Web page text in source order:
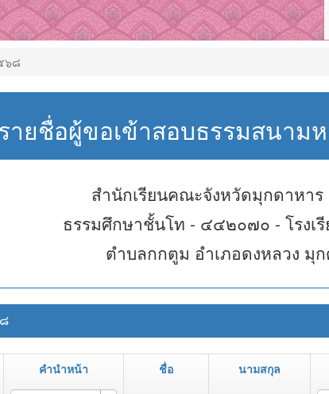
๖๘
ายชื่อผู้ขอเข้าสอบธรรมสนาม
สำนักเรียนคณะจังหวัดมุกดาหา
ธรรมศึกษาชั้นโท - ๔๔๒๐๗๐ - โรงเ
ตำบลกกตูม อำเภอดงหลวง มุ
คำนำหน้า ชื่อ นามสกุล